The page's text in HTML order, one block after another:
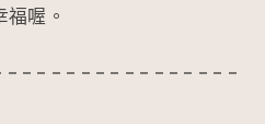
喔。
– – – – – – – – – – – – – – –